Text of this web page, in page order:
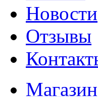
Новости
Отзывы
Магазин